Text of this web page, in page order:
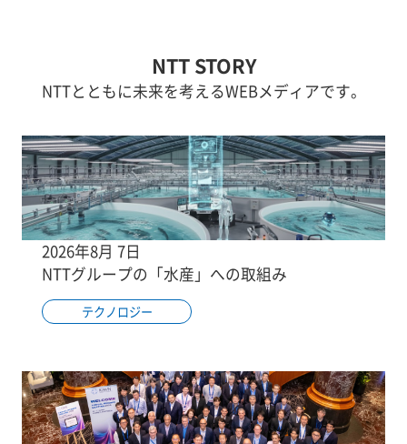
NTT STORY
NTTとともに未来を考えるWEBメディアです。
2026年8月 7日
NTTグループの「水産」への取組み
テクノロジー